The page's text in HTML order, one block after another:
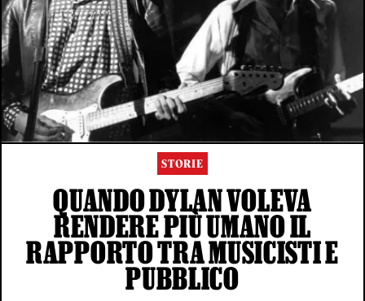
STORIE
QUANDO DYLAN VOLEVA
RENDERE PIÙ UMANO IL
RAPPORTO TRA MUSICISTI E
PUBBLICO